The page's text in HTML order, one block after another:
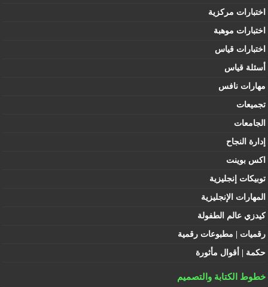
اختبارات مركزية
اختبارات موهبة
اختبارات قياس
أسئلة قياس
مهارات نافس
تجميعات
الجامعات
إدارة النجاح
اكس بوينت
توبيكات إنجليزية
المهارات الإنجليزية
كيدزي عالم الطفولة
رقميات | مطبوعات رقمية
حكمة | أقوال مأثورة
خطوط الكتابة والتصميم